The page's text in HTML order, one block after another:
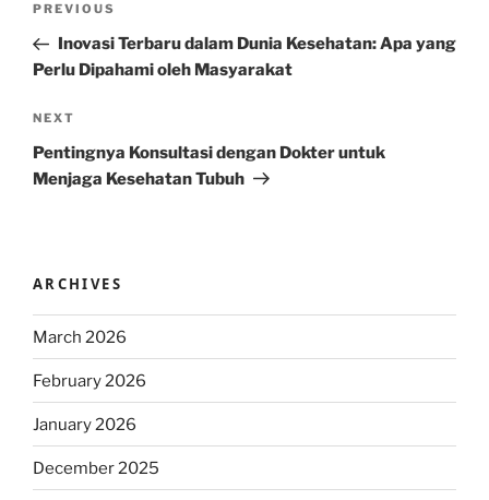
Previous
Post
PREVIOUS
Inovasi Terbaru dalam Dunia Kesehatan: Apa yang
Perlu Dipahami oleh Masyarakat
Next
Post
NEXT
Pentingnya Konsultasi dengan Dokter untuk
Menjaga Kesehatan Tubuh
ARCHIVES
March 2026
February 2026
January 2026
December 2025